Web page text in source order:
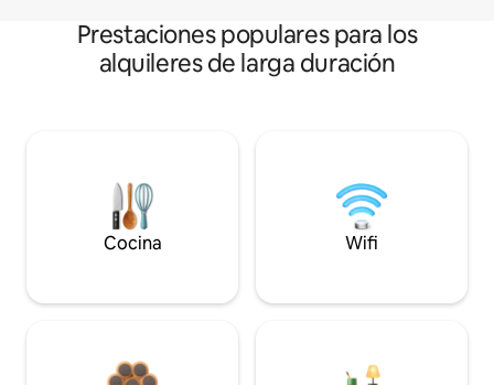
Prestaciones populares para los
alquileres de larga duración
Cocina Wifi